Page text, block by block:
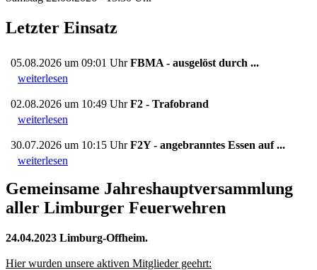
Letzter Einsatz
05.08.2026 um 09:01 UhrFBMA - ausgelöst durch ...
weiterlesen
02.08.2026 um 10:49 UhrF2 - Trafobrand
weiterlesen
30.07.2026 um 10:15 UhrF2Y - angebranntes Essen auf ...
weiterlesen
Gemeinsame Jahreshauptversammlung
aller Limburger Feuerwehren
24.04.2023 Limburg-Offheim.
Hier wurden unsere aktiven Mitglieder geehrt: